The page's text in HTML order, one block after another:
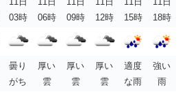
03時
06時
09時
12時
15時
18時
曇り
がち
厚い
雲
厚い
雲
厚い
雲
適度
な雨
強い
雨